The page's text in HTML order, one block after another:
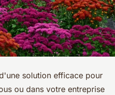
solution efficace pour
ou dans votre entreprise